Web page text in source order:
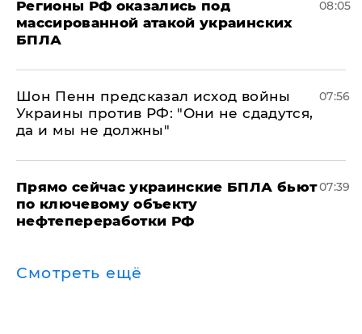
Регионы РФ оказались под
массированной атакой украинских
БПЛА
08:05
Шон Пенн предсказал исход войны
Украины против РФ: "Они не сдадутся,
да и мы не должны"
07:56
Прямо сейчас украинские БПЛА бьют
по ключевому объекту
нефтепереработки РФ
07:39
Смотреть ещё